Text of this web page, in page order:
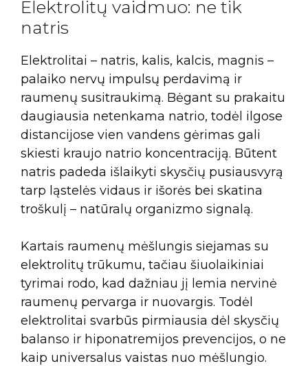
Elektrolitų vaidmuo: ne tik
natris
Elektrolitai – natris, kalis, kalcis, magnis –
palaiko nervų impulsų perdavimą ir
raumenų susitraukimą. Bėgant su prakaitu
daugiausia netenkama natrio, todėl ilgose
distancijose vien vandens gėrimas gali
skiesti kraujo natrio koncentraciją. Būtent
natris padeda išlaikyti skysčių pusiausvyrą
tarp ląstelės vidaus ir išorės bei skatina
troškulį – natūralų organizmo signalą.
Kartais raumenų mėšlungis siejamas su
elektrolitų trūkumu, tačiau šiuolaikiniai
tyrimai rodo, kad dažniau jį lemia nervinė
raumenų pervarga ir nuovargis. Todėl
elektrolitai svarbūs pirmiausia dėl skysčių
balanso ir hiponatremijos prevencijos, o ne
kaip universalus vaistas nuo mėšlungio.